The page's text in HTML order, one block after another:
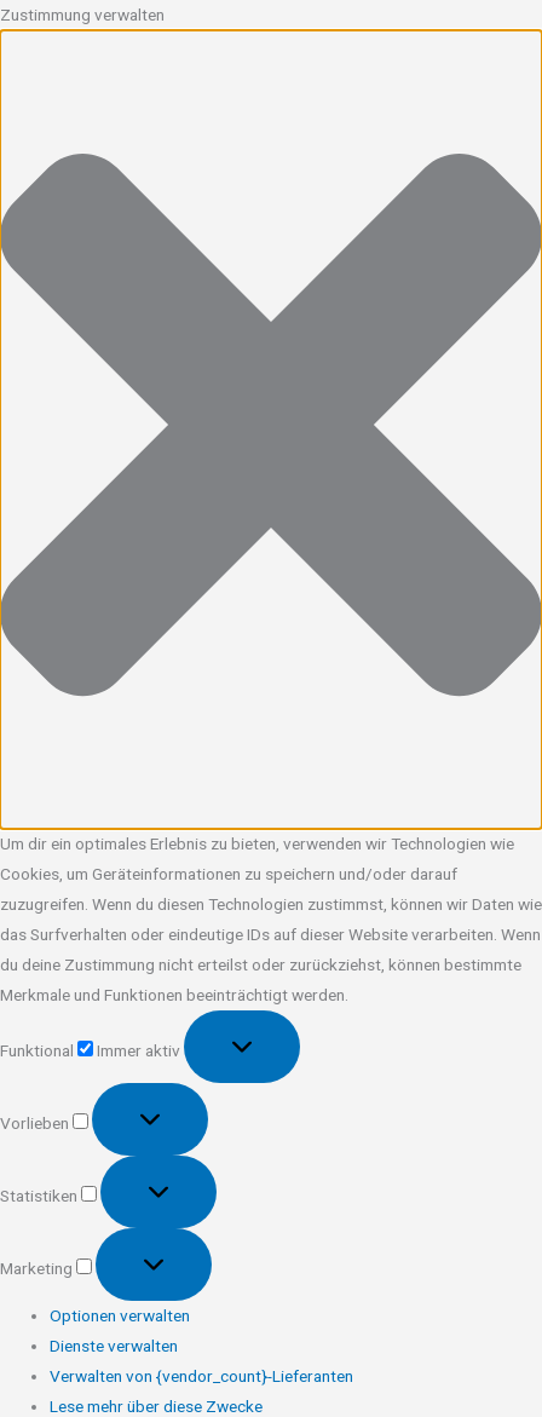
Zustimmung verwalten
Um dir ein optimales Erlebnis zu bieten, verwenden wir Technologien wie
Cookies, um Geräteinformationen zu speichern und/oder darauf
zuzugreifen. Wenn du diesen Technologien zustimmst, können wir Daten wie
das Surfverhalten oder eindeutige IDs auf dieser Website verarbeiten. Wenn
du deine Zustimmung nicht erteilst oder zurückziehst, können bestimmte
Merkmale und Funktionen beeinträchtigt werden.
Funktional
Immer aktiv
Vorlieben
Vorlieben
Statistiken
Statistiken
Marketing
Marketing
Optionen verwalten
Dienste verwalten
Verwalten von {vendor_count}-Lieferanten
Lese mehr über diese Zwecke